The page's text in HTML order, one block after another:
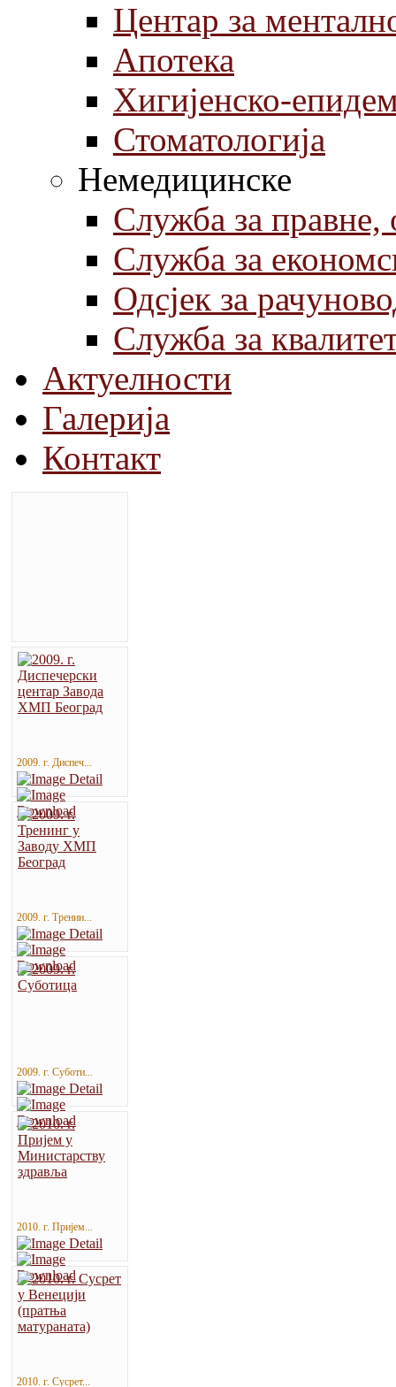
Центар за
Aпотека
Хигијенско-
Стоматологија
Немедицинске
Служба за правне,
Служба за
Одсјек за
Служба за
Актуелности
Галерија
Контакт
2009. г. Диспеч...
2009. г. Тренин...
2009. г. Суботи...
2010. г. Пријем...
2010. г. Сусрет...